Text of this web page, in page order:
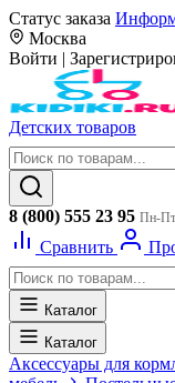
Статус заказа
Москва
Войти |
Детских товаров
8 (800) 555 23 95 Пн-
Сравнить
Каталог
Каталог
Аксессуары для